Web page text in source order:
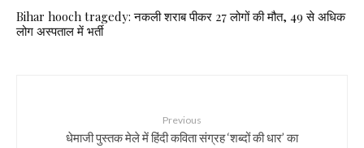
Bihar hooch tragedy: नकली शराब पीकर 27 लोगों की मौत, 49 से अधिक
लोग अस्पताल में भर्ती
Previous
धेमाजी पुस्तक मेले में हिंदी कविता संग्रह ‘शब्दों की धार’ का